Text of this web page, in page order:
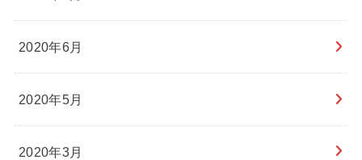
2020年6月
2020年5月
2020年3月